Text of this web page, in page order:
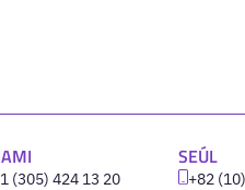
(305) 424 13 20
SEÚL
+82